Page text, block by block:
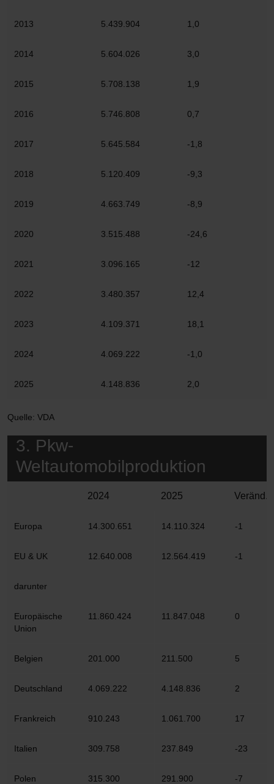
2013 5.439.904 1,0
2014 5.604.026 3,0
2015 5.708.138 1,9
2016 5.746.808 0,7
2017 5.645.584 -1,8
2018 5.120.409 -9,3
2019 4.663.749 -8,9
2020 3.515.488 -24,6
2021 3.096.165 -12
2022 3.480.357 12,4
2023 4.109.371 18,1
2024 4.069.222 -1,0
2025 4.148.836 2,0
Quelle: VDA
3. Pkw-
Weltautomobilproduktion
2024 2025 Veränd.
Europa 14.300.651 14.110.324 -1
EU & UK 12.640.008 12.564.419 -1
darunter
Europäische
Union
11.860.424 11.847.048 0
Belgien 201.000 211.500 5
Deutschland 4.069.222 4.148.836 2
Frankreich 910.243 1.061.700 17
Italien 309.758 237.849 -23
Polen 315.300 291.900 -7